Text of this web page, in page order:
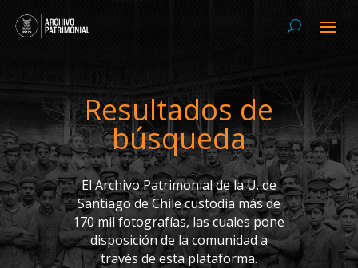
Resultados de
búsqueda
El Archivo Patrimonial de la U. de
Santiago de Chile custodia más de
170 mil fotografías, las cuales pone
disposición de la comunidad a
través de esta plataforma.